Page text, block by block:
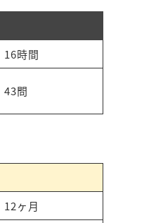
16時間
43問
12ヶ月